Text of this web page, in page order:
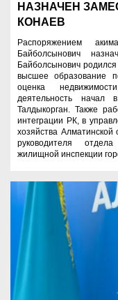
НАЗНАЧЕН
КОНАЕВ
Распоряжением
Байболсынович
Байболсынович
высшее образование
оценка
деятельность начал
Талдыкорган. Также
интеграции РК, в
хозяйства
руководителя
жилищной инспекции